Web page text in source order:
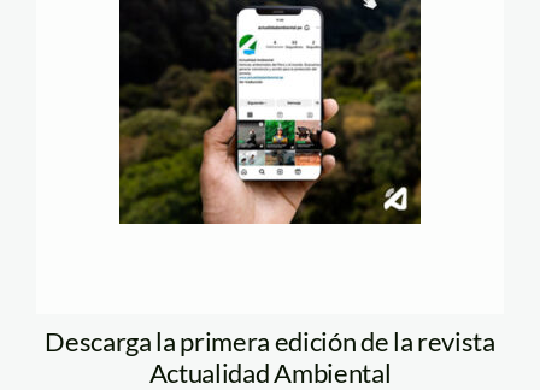
Descarga la primera edición de la revista
Actualidad Ambiental